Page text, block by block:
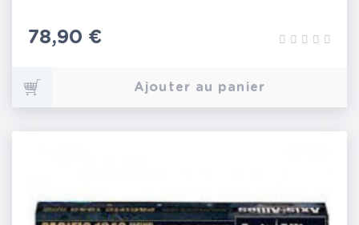
Prix
78,90 €
Ajouter au panier